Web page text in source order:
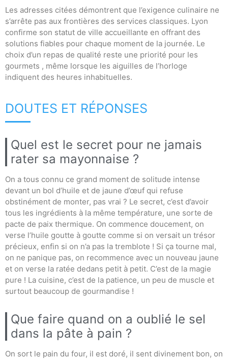
Les adresses citées démontrent que l’exigence culinaire ne
s’arrête pas aux frontières des services classiques. Lyon
confirme son statut de ville accueillante en offrant des
solutions fiables pour chaque moment de la journée. Le
choix d’un repas de qualité reste une priorité pour les
gourmets , même lorsque les aiguilles de l’horloge
indiquent des heures inhabituelles.
DOUTES ET RÉPONSES
Quel est le secret pour ne jamais
rater sa mayonnaise ?
On a tous connu ce grand moment de solitude intense
devant un bol d’huile et de jaune d’œuf qui refuse
obstinément de monter, pas vrai ? Le secret, c’est d’avoir
tous les ingrédients à la même température, une sorte de
pacte de paix thermique. On commence doucement, on
verse l’huile goutte à goutte comme si on versait un trésor
précieux, enfin si on n’a pas la tremblote ! Si ça tourne mal,
on ne panique pas, on recommence avec un nouveau jaune
et on verse la ratée dedans petit à petit. C’est de la magie
pure ! La cuisine, c’est de la patience, un peu de muscle et
surtout beaucoup de gourmandise !
Que faire quand on a oublié le sel
dans la pâte à pain ?
On sort le pain du four, il est doré, il sent divinement bon, on